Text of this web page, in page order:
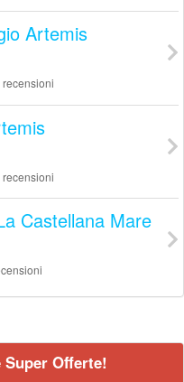
Artemis
Castellana Mare
Offerte!